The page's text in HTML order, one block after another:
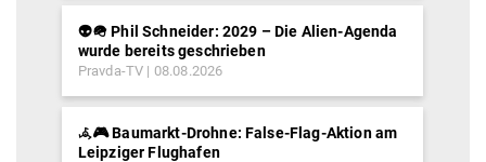
👽🪖 Phil Schneider: 2029 – Die Alien-Agenda
wurde bereits geschrieben
Pravda-TV 08.08.2026
𖥂🎮 Baumarkt-Drohne: False-Flag-Aktion am
Leipziger Flughafen